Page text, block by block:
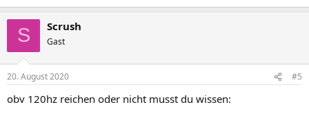
S Scrush
Gast
20. August 2020 #5
obv 120hz reichen oder nicht musst du wissen: